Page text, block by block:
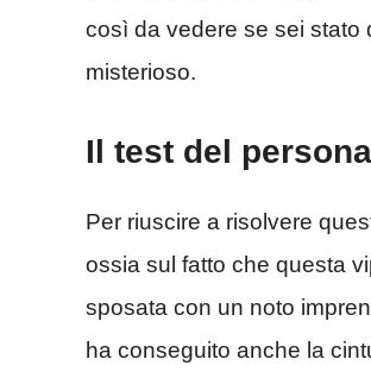
così da vedere se sei stato
misterioso.
Il test del
Per riuscire a risolvere
ossia sul fatto che questa
sposata con un noto
ha conseguito anche la